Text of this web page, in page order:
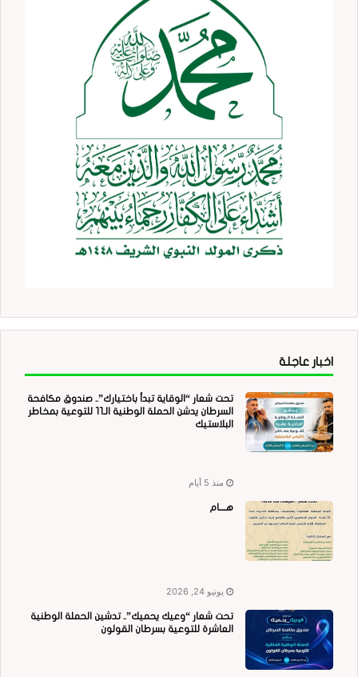
اخبار عاجلة
تحت شعار “الوقاية تبدأ باختيارك”.. صندوق مكافحة
السرطان يدشن الحملة الوطنية الـ11 للتوعية بمخاطر
البلاستيك
منذ 5 أيام
هــــام
يونيو 24, 2026
تحت شعار “وعيك يحميك”.. تدشين الحملة الوطنية
العاشرة للتوعية بسرطان القولون